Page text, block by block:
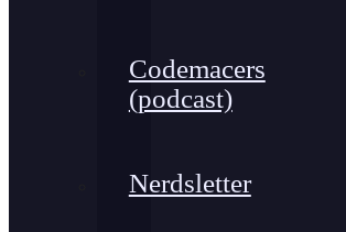
Codemacers
(podcast)
Nerdsletter